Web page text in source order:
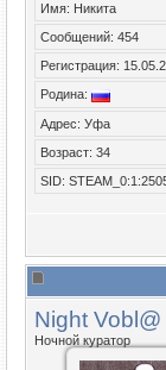
Имя: Никита
Сообщений: 454
Регистрация:
Родина:
Адрес: Уфа
Возраст: 34
SID:
Night Vobl@
Ночной куратор